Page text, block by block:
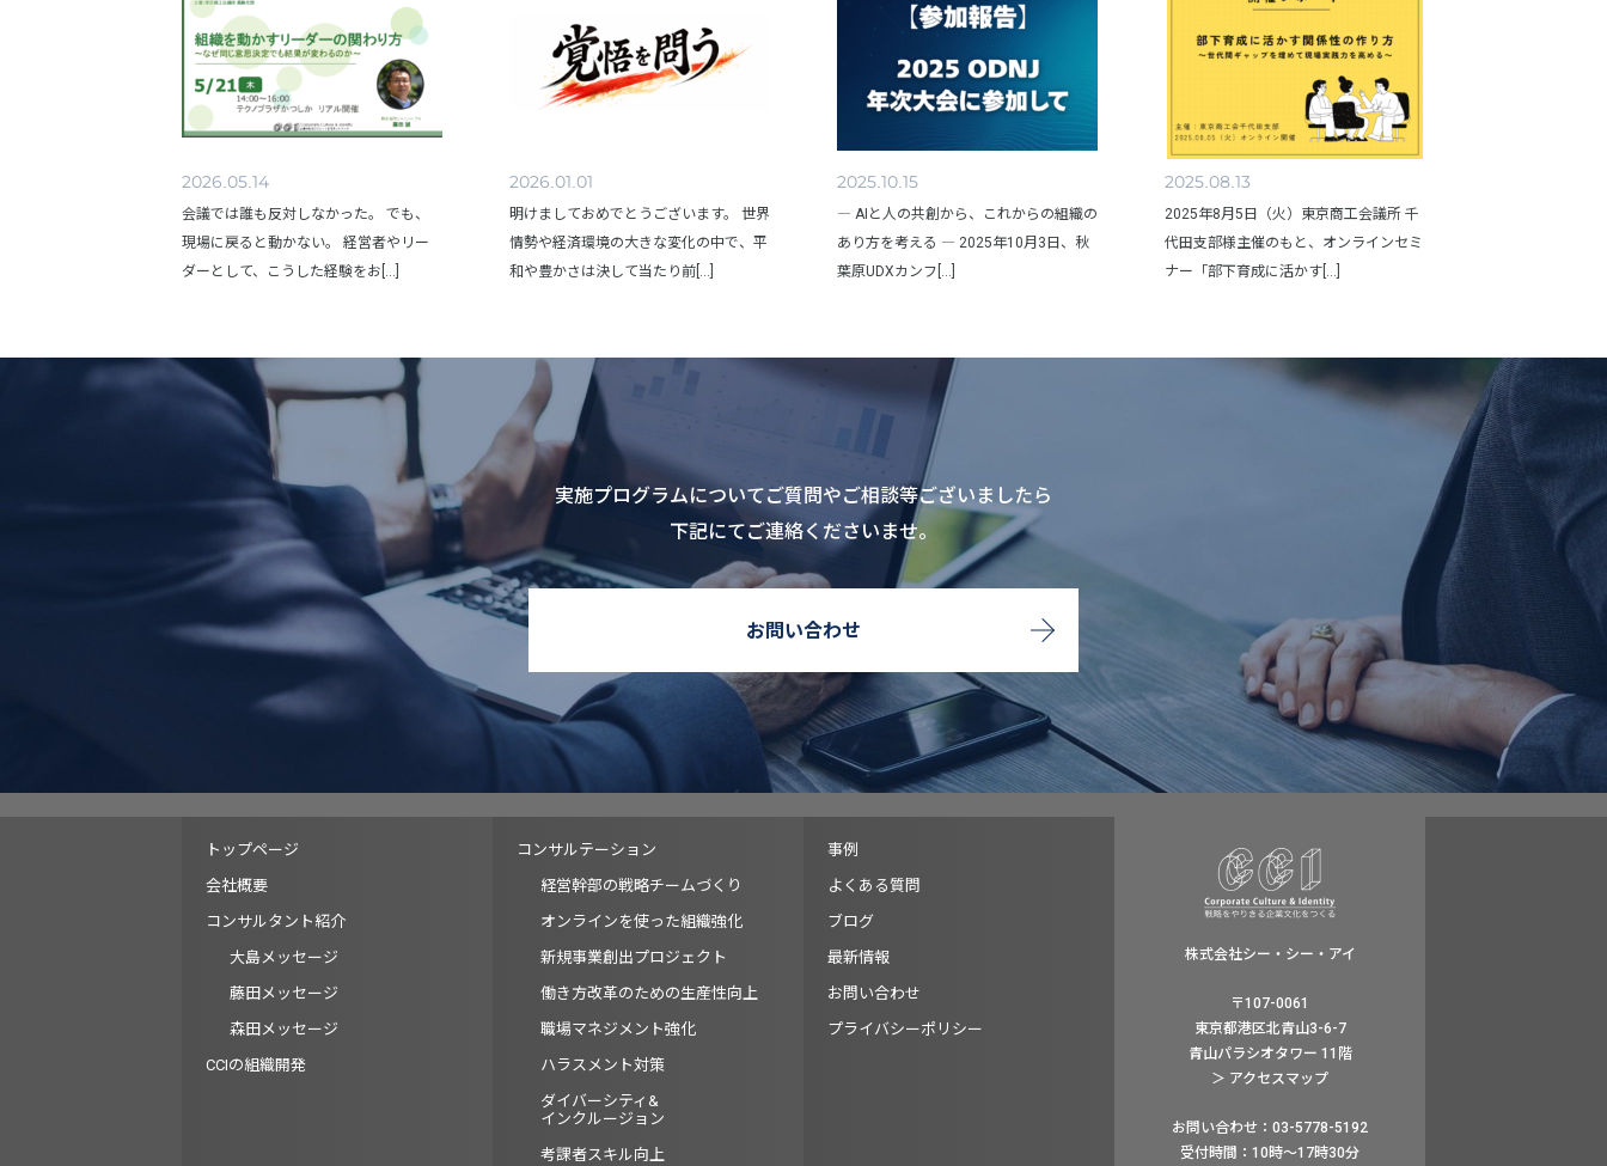
2026.05.14
会議では誰も反対しなかった。 でも、
現場に戻ると動かない。 経営者やリー
ダーとして、こうした経験をお[...]
2026.01.01
明けましておめでとうございます。 世界
情勢や経済環境の大きな変化の中で、平
和や豊かさは決して当たり前[...]
2025.10.15
― AIと人の共創から、これからの組織の
あり方を考える ― 2025年10月3日、秋
葉原UDXカンフ[...]
2025.08.13
2025年8月5日（火）東京商工会議所 千
代田支部様主催のもと、オンラインセミ
ナー「部下育成に活かす[...]
実施プログラムについてご質問やご相談等ございましたら
下記にてご連絡くださいませ。
お問い合わせ
トップページ
会社概要
コンサルタント紹介
大島メッセージ
藤田メッセージ
森田メッセージ
CCIの組織開発
コンサルテーション
経営幹部の戦略チームづくり
オンラインを使った組織強化
新規事業創出プロジェクト
働き方改革のための生産性向上
職場マネジメント強化
ハラスメント対策
ダイバーシティ&
インクルージョン
考課者スキル向上
事例
よくある質問
ブログ
最新情報
お問い合わせ
プライバシーポリシー
株式会社シー・シー・アイ
〒107-0061
東京都港区北青山3-6-7
青山パラシオタワー 11階
＞ アクセスマップ
お問い合わせ：03-5778-5192
受付時間：10時〜17時30分